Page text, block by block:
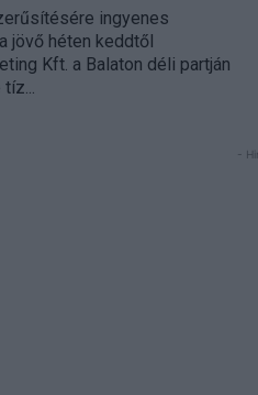
ingyenes
jövő héten keddtől
Kft. a Balaton déli partján
-